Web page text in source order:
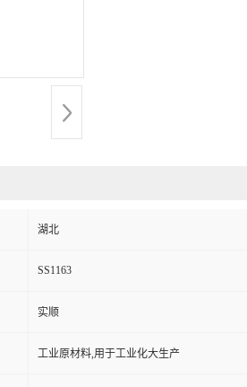
湖北
SS1163
实顺
工业原材料,用于工业化大生产